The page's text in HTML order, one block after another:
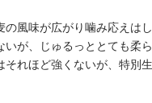
風味が広がり噛み応えは
が、じゅるっととても柔
れほど強くないが、特別